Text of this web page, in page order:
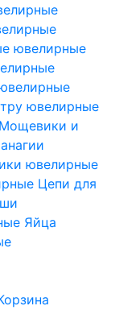
ювелирные
ювелирные
Мощевики и
ювелирные
Цепи для
Яйца